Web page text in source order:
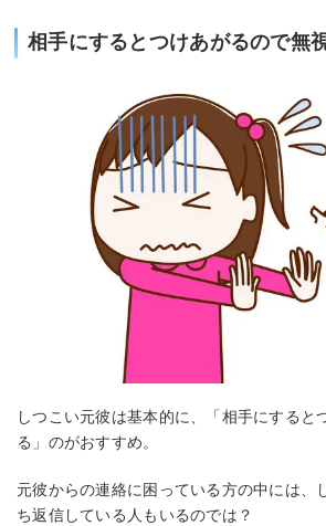
相手にするとつけあがるので無
しつこい元彼は基本的に、「相手にすると
る」のがおすすめ。
元彼からの連絡に困っている方の中には、
ち返信している人もいるのでは？